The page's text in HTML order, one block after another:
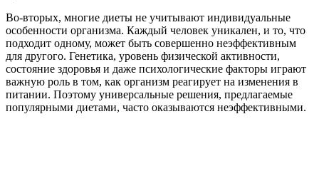
Во-вторых, многие диеты не учитывают индивидуальные
особенности организма. Каждый человек уникален, и то, что
подходит одному, может быть совершенно неэффективным
для другого. Генетика, уровень физической активности,
состояние здоровья и даже психологические факторы играют
важную роль в том, как организм реагирует на изменения в
питании. Поэтому универсальные решения, предлагаемые
популярными диетами, часто оказываются неэффективными.